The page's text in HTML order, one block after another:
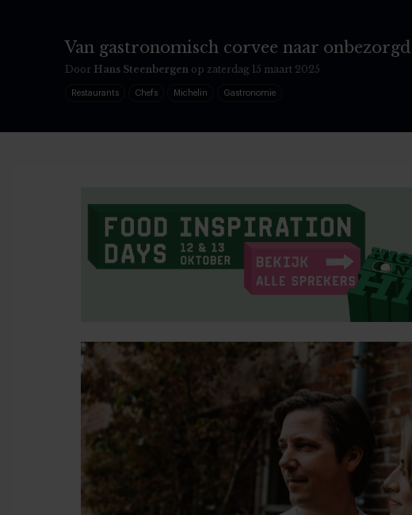
Van gastronomisch corvee naar
Door Hans Steenbergen op zaterdag 15 maart 2025
Restaurants Chefs Michelin Gastronomie